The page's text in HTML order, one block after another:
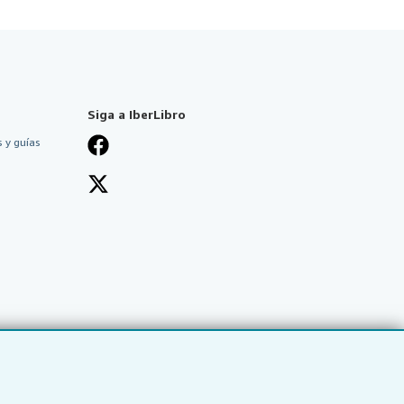
y guías
Siga a IberLibro